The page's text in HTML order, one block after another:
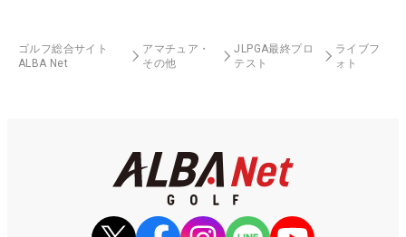
ゴルフ総合サイト
ALBA Net
アマチュア・
その他
JLPGA最終プロ
テスト
ライブフ
ォト